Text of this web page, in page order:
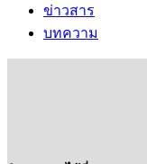
ข่าวสาร
บทความ